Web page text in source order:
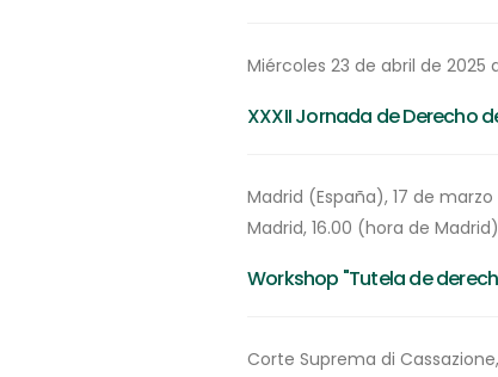
Miércoles 23 de abril de 2025
XXXII Jornada de Derecho
Madrid (España), 17 de
Madrid, 16.00 (hora de Madrid)
Workshop "Tutela de
Corte Suprema di